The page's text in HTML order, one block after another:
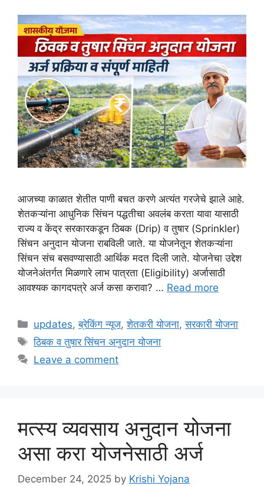
आजच्या काळात शेतीत पाणी बचत करणे अत्यंत गरजेचे झाले आहे.
शेतकऱ्यांना आधुनिक सिंचन पद्धतीचा अवलंब करता यावा यासाठी
राज्य व केंद्र सरकारकडून ठिबक (Drip) व तुषार (Sprinkler)
सिंचन अनुदान योजना राबविली जाते. या योजनेतून शेतकऱ्यांना
सिंचन संच बसवण्यासाठी आर्थिक मदत दिली जाते. योजनेचा उद्देश
योजनेअंतर्गत मिळणारे लाभ पात्रता (Eligibility) अर्जासाठी
आवश्यक कागदपत्रे अर्ज कसा करावा? … Read more
Categories
updates,ब्रेकिंग न्यूज,शेतकरी योजना,सरकारी योजना
Tags
ठिबक व तुषार सिंचन अनुदान योजना
Leave a comment
मत्स्य व्यवसाय अनुदान योजना
असा करा योजनेसाठी अर्ज
December 24, 2025 by Krishi Yojana